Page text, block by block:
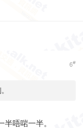
6#
唔啱一半。